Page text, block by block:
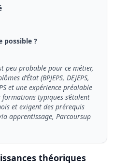
possible ?
peu probable pour ce métier,
d’État (BPJEPS, DEJEPS,
et une expérience préalable
typiques s’étalent
et exigent des prérequis
apprentissage, Parcoursup
théoriques